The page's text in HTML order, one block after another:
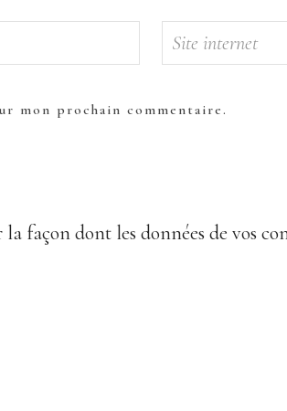
mon prochain commentaire.
la façon dont les données de vos